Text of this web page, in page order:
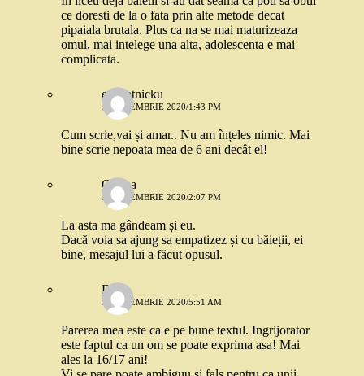
ce doresti de la o fata prin alte metode decat
pipaiala brutala. Plus ca na se mai maturizeaza
omul, mai intelege una alta, adolescenta e mai
complicata.
eusuntnicku
3 SEPTEMBRIE 2020/1:43 PM
Cum scrie,vai și amar.. Nu am înțeles nimic. Mai
bine scrie nepoata mea de 6 ani decât el!
Corina
3 SEPTEMBRIE 2020/2:07 PM
La asta ma gândeam și eu.
Dacă voia sa ajung sa empatizez și cu băieții, ei
bine, mesajul lui a făcut opusul.
Dana
6 SEPTEMBRIE 2020/5:51 AM
Parerea mea este ca e pe bune textul. Ingrijorator
este faptul ca un om se poate exprima asa! Mai
ales la 16/17 ani!